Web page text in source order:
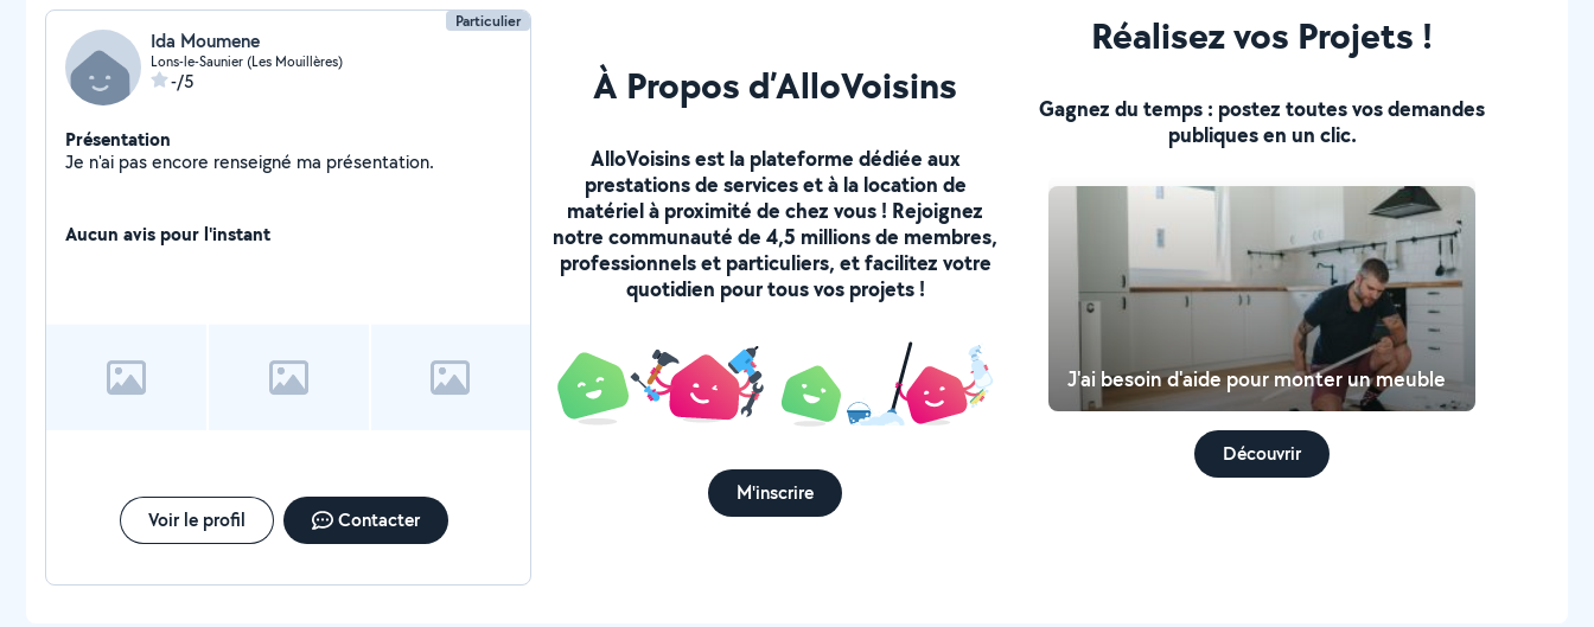
Particulier
Ida Moumene
Lons-le-Saunier (Les Mouillères)
-/5
Présentation
Je n'ai pas encore renseigné ma présentation.
Aucun avis pour l'instant
Voir le profil Contacter
À Propos d’AlloVoisins
AlloVoisins est la plateforme dédiée aux
prestations de services et à la location de
matériel à proximité de chez vous ! Rejoignez
notre communauté de 4,5 millions de membres,
professionnels et particuliers, et facilitez votre
quotidien pour tous vos projets !
M'inscrire
Réalisez vos Projets !
Gagnez du temps : postez toutes vos demandes
publiques en un clic.
J'ai besoin d'aide pour monter un meuble
Découvrir